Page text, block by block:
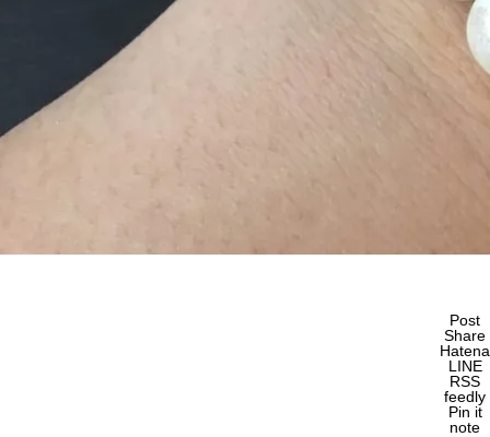
Post
Share
Hatena
LINE
RSS
feedly
Pin it
note